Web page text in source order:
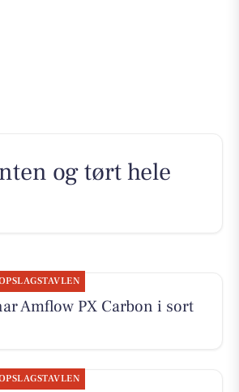
og tørt hele
Amflow PX Carbon i sort